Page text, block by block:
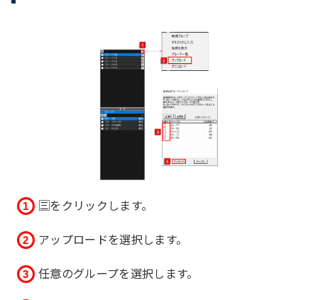
🈪をクリックします。
アップロードを選択します。
任意のグループを選択します。